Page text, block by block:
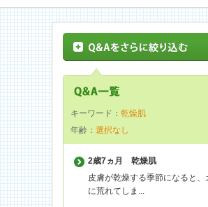
キーワード： 乾燥肌
年齢： 選択なし
2歳7ヵ月
乾燥肌
皮膚が乾燥する季節になると、
に荒れてしま...